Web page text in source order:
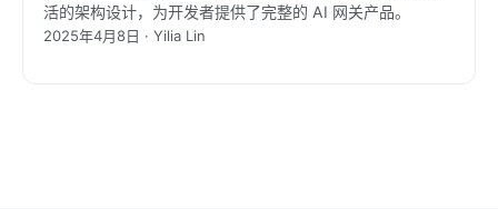
活的架构设计，为开发者提供了完整的 AI 网关产品。
2025年4月8日 · Yilia Lin